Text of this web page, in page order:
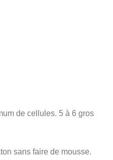
de cellules. 5 à 6 gros
sans faire de mousse.